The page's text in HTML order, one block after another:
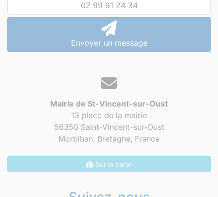
02 99 91 24 34
Envoyer un message
Mairie de St-Vincent-sur-Oust
13 place de la mairie
56350 Saint-Vincent-sur-Oust
Morbihan, Bretagne, France
Sur la carte